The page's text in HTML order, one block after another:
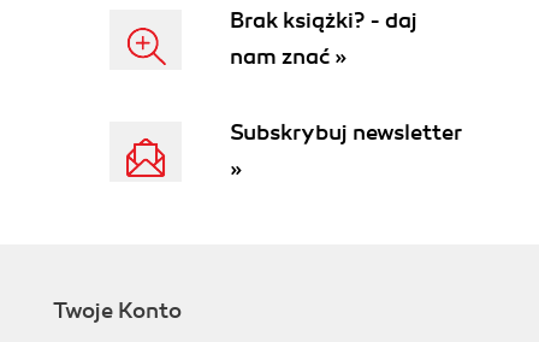
Brak książki? - daj
nam znać »
Subskrybuj newsletter
»
Twoje Konto